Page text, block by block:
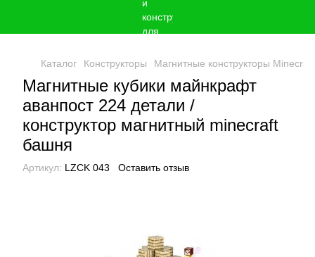
Каталог Конструкторы Магнитные конструкторы Minecraft
Магнитные кубики майнкрафт
аванпост 224 детали /
конструктор магнитный minecraft
башня
Артикул: LZCK 043 Оставить отзыв